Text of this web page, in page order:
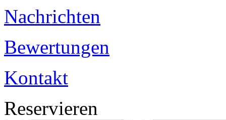
Nachrichten
Bewertungen
Kontakt
Reservieren